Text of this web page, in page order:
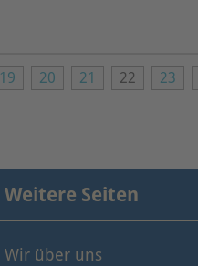
19 20 21 22 23
Weitere Seiten
Wir über uns